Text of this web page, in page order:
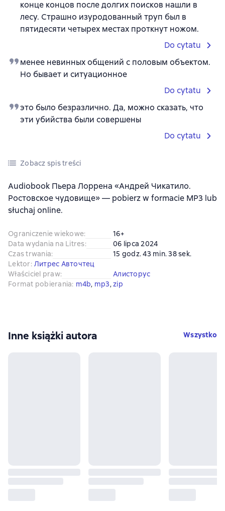
конце концов после долгих поисков нашли в
лесу. Страшно изуродованный труп был в
пятидесяти четырех местах проткнут ножом.
Do cytatu
менее невинных общений с половым объектом.
Но бывает и ситуационное
Do cytatu
это было безразлично. Да, можно сказать, что
эти убийства были совершены
Do cytatu
Zobacz spis treści
Audiobook Пьера Лоррена «Андрей Чикатило.
Ростовское чудовище» — pobierz w formacie MP3 lub
słuchaj online.
Ograniczenie wiekowe:
16+
Data wydania na Litres:
06 lipca 2024
Czas trwania:
15 godz. 43 min. 38 sek.
Lektor: Литрес Авточтец
Właściciel praw:
Алисторус
Format pobierania: m4b, mp3, zip
Inne książki autora Wszystko